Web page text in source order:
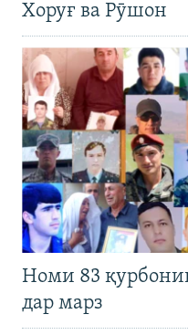
Хоруғ ва Рӯшон
Номи 83
дар марз